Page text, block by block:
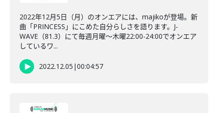
2022年12月5日（月）のオンエアには、majikoが登場。新
曲「PRINCESS」にこめた自分らしさを語ります。J-
WAVE（81.3）にて毎週月曜～木曜22:00-24:00でオンエア
しているワ...
2022.12.05 |00:04:57